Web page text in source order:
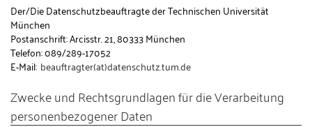
Der/Die Datenschutzbeauftragte der Technischen Universität
München
Postanschrift: Arcisstr. 21, 80333 München
Telefon: 089/289-17052
E-Mail: beauftragter(at)datenschutz.tum.de
Zwecke und Rechtsgrundlagen für die Verarbeitung
personenbezogener Daten